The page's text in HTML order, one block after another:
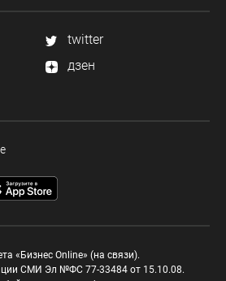
twitter
дзен
«Бизнес Online» (на связи).
СМИ Эл №ФС 77-33484 от 15.10.08.